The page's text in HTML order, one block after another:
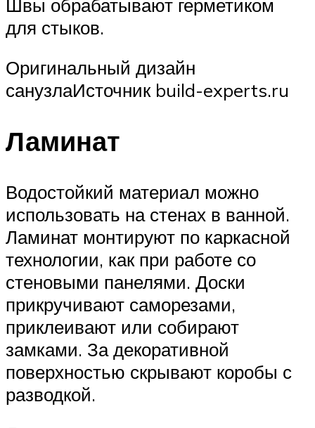
Швы обрабатывают герметиком
для стыков.
Оригинальный дизайн
санузлаИсточник build-experts.ru
Ламинат
Водостойкий материал можно
использовать на стенах в ванной.
Ламинат монтируют по каркасной
технологии, как при работе со
стеновыми панелями. Доски
прикручивают саморезами,
приклеивают или собирают
замками. За декоративной
поверхностью скрывают коробы с
разводкой.